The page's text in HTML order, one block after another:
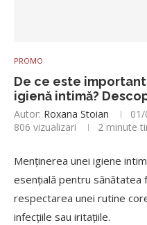
PROMO
De ce este
igienă intimă?
Autor: Roxana Stoian
806 vizualizari 2 minute
Menținerea unei igiene
esențială pentru sănătatea
respectarea unei rutine
infecțiile sau iritațiile.